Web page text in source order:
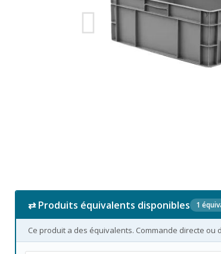
⇄ Produits équivalents disponibles 1
Ce produit a des équivalents. Commande directe ou